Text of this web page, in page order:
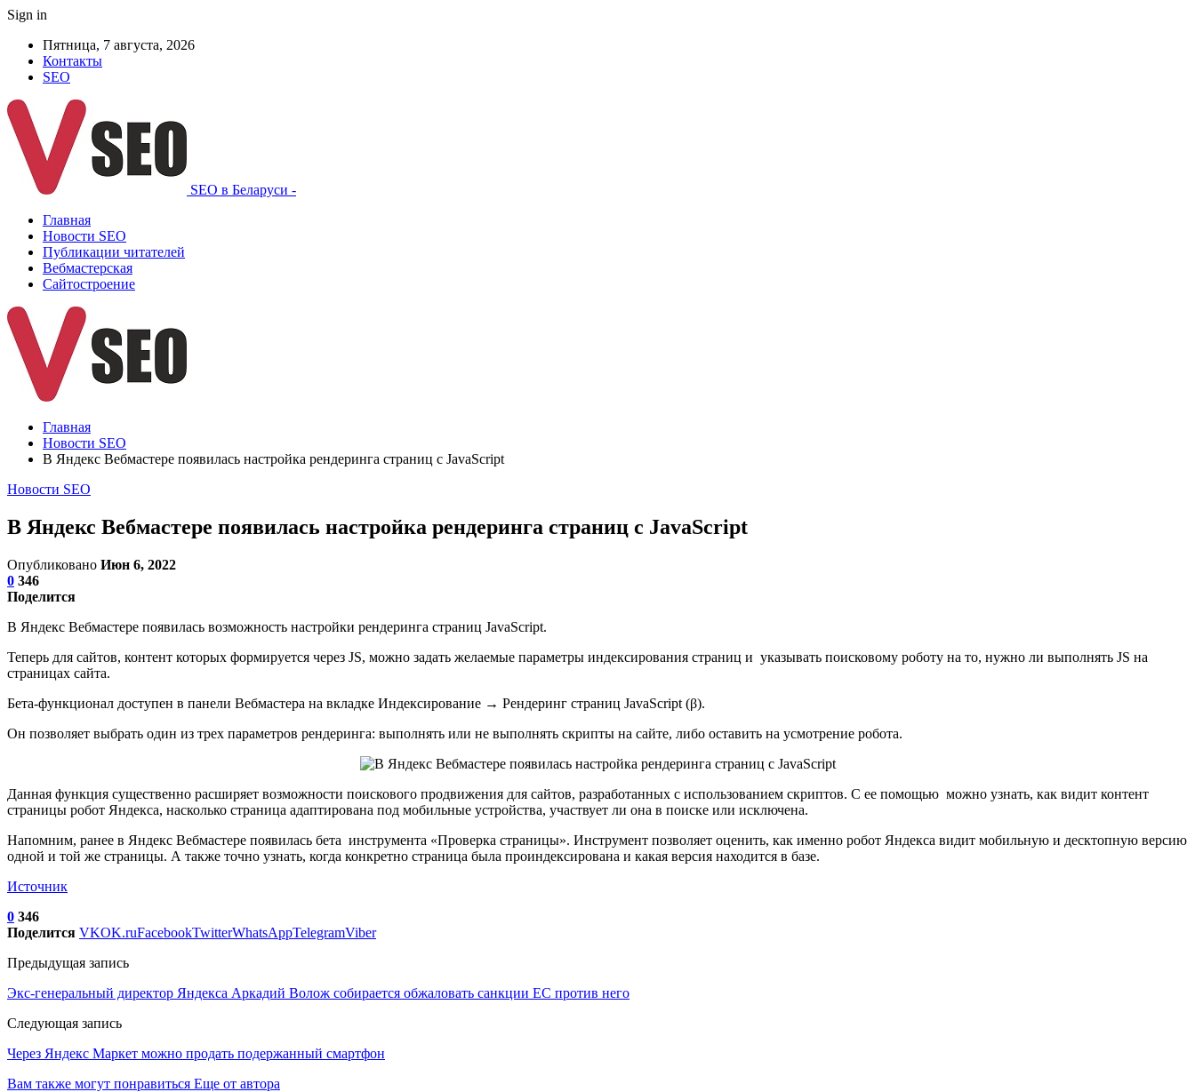
Sign in
Пятница, 7 августа, 2026
Контакты
SEO
SEO в Беларуси -
Главная
Новости SEO
Публикации читателей
Вебмастерская
Сайтостроение
Главная
Новости SEO
В Яндекс Вебмастере появилась настройка рендеринга страниц с JavaScript
Новости SEO
В Яндекс Вебмастере появилась настройка рендеринга страниц с JavaScript
Опубликовано Июн 6, 2022
0 346
Поделится
В Яндекс Вебмастере появилась возможность настройки рендеринга страниц JavaScript.
Теперь для сайтов, контент которых формируется через JS, можно задать желаемые параметры индексирования страниц и указывать поисковому роботу на то, нужно ли выполнять JS на
страницах сайта.
Бета-функционал доступен в панели Вебмастера на вкладке Индексирование → Рендеринг страниц JavaScript (β).
Он позволяет выбрать один из трех параметров рендеринга: выполнять или не выполнять скрипты на сайте, либо оставить на усмотрение робота.
Данная функция существенно расширяет возможности поискового продвижения для сайтов, разработанных с использованием скриптов. С ее помощью можно узнать, как видит контент
страницы робот Яндекса, насколько страница адаптирована под мобильные устройства, участвует ли она в поиске или исключена.
Напомним, ранее в Яндекс Вебмастере появилась бета инструмента «Проверка страницы». Инструмент позволяет оценить, как именно робот Яндекса видит мобильную и десктопную версию
одной и той же страницы. А также точно узнать, когда конкретно страница была проиндексирована и какая версия находится в базе.
Источник
0 346
Поделится VKOK.ruFacebookTwitterWhatsAppTelegramViber
Предыдущая запись
Экс-генеральный директор Яндекса Аркадий Волож собирается обжаловать санкции ЕС против него
Следующая запись
Через Яндекс Маркет можно продать подержанный смартфон
Вам также могут понравиться Еще от автора